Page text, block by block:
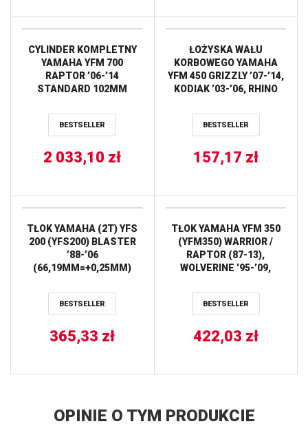
CYLINDER KOMPLETNY
YAMAHA YFM 700
RAPTOR ’06-’14
STANDARD 102MM
WORKS
BESTSELLER
2 033,10 zł
ŁOŻYSKA WAŁU
KORBOWEGO YAMAHA
YFM 450 GRIZZLY ’07-’14,
KODIAK ’03-’06, RHINO
’06-’10 HOT RODS
BESTSELLER
157,17 zł
TŁOK YAMAHA (2T) YFS
200 (YFS200) BLASTER
’88-’06
(66,19MM=+0,25MM)
BESTSELLER
365,33 zł
TŁOK YAMAHA YFM 350
(YFM350) WARRIOR /
RAPTOR (87-13),
WOLVERINE ’95-’09,
(OEM:5UH-11631-00-C0)
PROX
BESTSELLER
422,03 zł
OPINIE O TYM PRODUKCIE